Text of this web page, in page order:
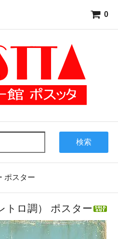
0
検索
ポスター
トロ調） ポスター